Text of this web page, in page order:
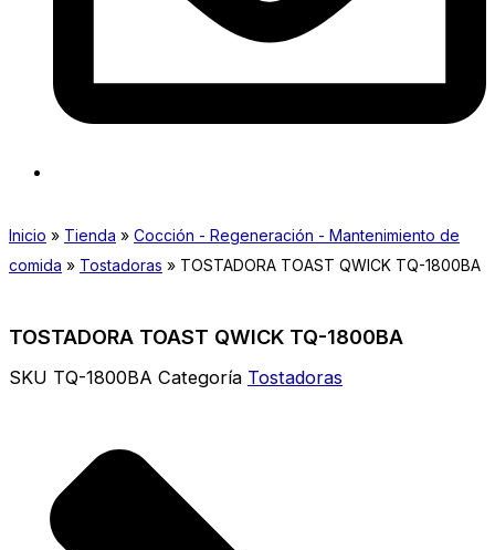
Inicio » Tienda » Cocción - Regeneración - Mantenimiento de
comida » Tostadoras » TOSTADORA TOAST QWICK TQ-1800BA
TOSTADORA TOAST QWICK TQ-1800BA
SKU TQ-1800BA Categoría Tostadoras